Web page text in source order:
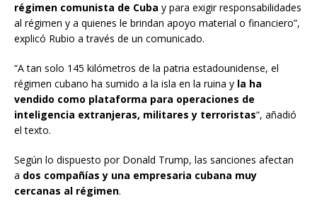
régimen comunista de Cuba y para exigir responsabilidades
al régimen y a quienes le brindan apoyo material o financiero”,
explicó Rubio a través de un comunicado.
“A tan solo 145 kilómetros de la patria estadounidense, el
régimen cubano ha sumido a la isla en la ruina y la ha
vendido como plataforma para operaciones de
inteligencia extranjeras, militares y terroristas“, añadió
el texto.
Según lo dispuesto por Donald Trump, las sanciones afectan
a dos compañías y una empresaria cubana muy
cercanas al régimen.